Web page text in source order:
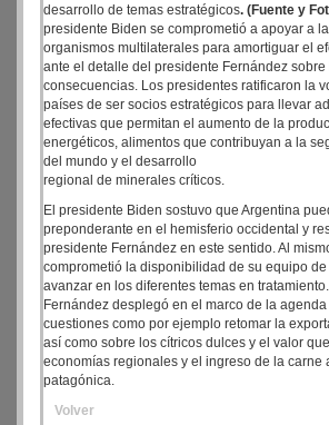
desarrollo de temas estratégicos. (Fuente y
presidente Biden se comprometió a apoyar a
organismos multilaterales para amortiguar el
ante el detalle del presidente Fernández
consecuencias. Los presidentes ratificaron la
países de ser socios estratégicos para llevar
efectivas que permitan el aumento de la
energéticos, alimentos que contribuyan a la
del mundo y el desarrollo
regional de minerales críticos.
El presidente Biden sostuvo que Argentina
preponderante en el hemisferio occidental y
presidente Fernández en este sentido. Al
comprometió la disponibilidad de su equipo
avanzar en los diferentes temas en
Fernández desplegó en el marco de la
cuestiones como por ejemplo retomar la
así como sobre los cítricos dulces y el valor
economías regionales y el ingreso de la carne
patagónica.
Volver